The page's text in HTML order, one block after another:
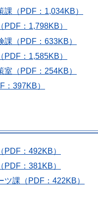
課（PDF：1,034KB）
PDF：1,798KB）
課（PDF：633KB）
PDF：1,585KB）
室（PDF：254KB）
：397KB）
PDF：492KB）
PDF：381KB）
ツ課（PDF：422KB）